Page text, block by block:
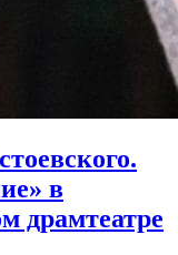
в
драмтеатре